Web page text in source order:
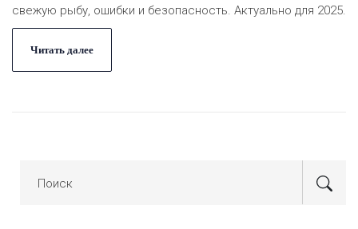
свежую рыбу, ошибки и безопасность. Актуально для 2025.
Читать далее